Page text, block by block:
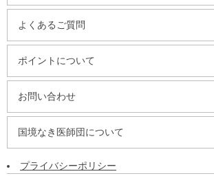
よくあるご質問
ポイントについて
お問い合わせ
国境なき医師団について
プライバシーポリシー